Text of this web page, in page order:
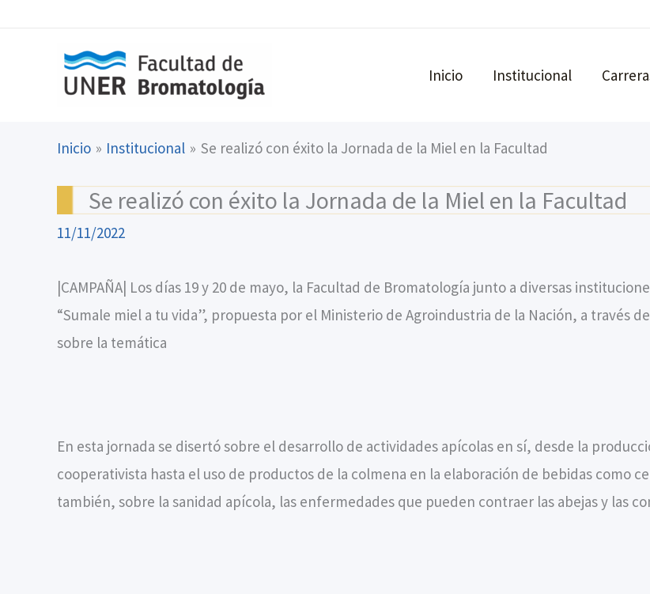
contenido
Inicio Institucional
Inicio Institucional Se realizó con éxito la Jornada de la Miel en la Facultad
Se realizó con éxito la Jornada de la Miel en la Facultad
11/11/2022
|CAMPAÑA| Los días 19 y 20 de mayo, la Facultad de Bromatología junto a diversas
“Sumale miel a tu vida”, propuesta por el Ministerio de Agroindustria de la Nación, a través
sobre la temática
En esta jornada se disertó sobre el desarrollo de actividades apícolas en sí, desde la
cooperativista hasta el uso de productos de la colmena en la elaboración de bebidas como
también, sobre la sanidad apícola, las enfermedades que pueden contraer las abejas y las